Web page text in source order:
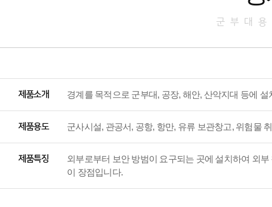
군부대
제품소개 경계를 목적으로 군부대, 공장, 해안, 산악지대 등에 설
제품용도 군사시설, 관공서, 공항, 항만, 유류 보관창고, 위험물
제품특징
외부로부터 보안 방범이 요구되는 곳에 설치하여 외
이 장점입니다.